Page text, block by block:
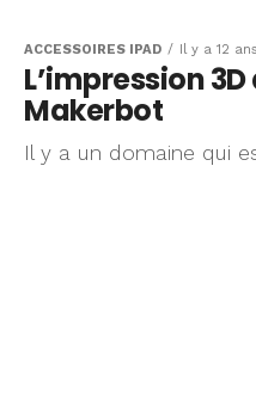
ACCESSOIRES IPAD Il y a 12 ans
L’impression
Makerbot
Il y a un domaine qui